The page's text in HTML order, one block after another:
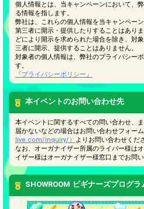
個人情報とは、当キャンペーンにおいて、
る情報を指します。
弊社は、これらの個人情報を当キャンペー
第三者に開示・提供したりすることはあり
どにより開示を求められた場合を除き、対
三者に開示、提供することはありません。
対象者の個人情報は、弊社のプライバシー
す。
『プライバシーポリシー』
本イベントのお問い合わせ先
本イベントに関するすべての問い合わせ、
届かないなどの場合はお問い合わせフォーム
live.com/inquiry/） よりお問い合わせくだ
なお、オーガナイザー所属のライバー様は
イザー様はオーガナイザー様窓口までお問い
SHOWROOM ビギナーズプログ